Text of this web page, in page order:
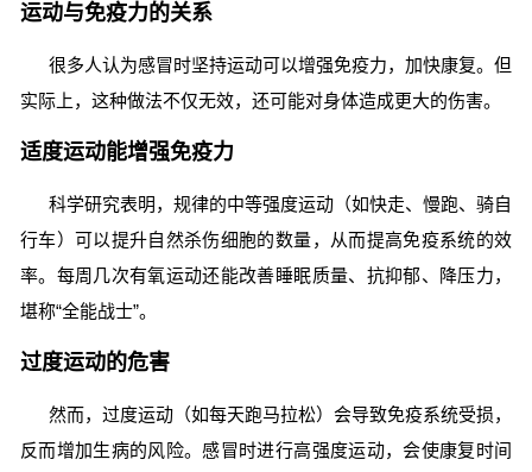
运动与免疫力的关系
很多人认为感冒时坚持运动可以增强免疫力，加快康复。但
实际上，这种做法不仅无效，还可能对身体造成更大的伤害。
适度运动能增强免疫力
科学研究表明，规律的中等强度运动（如快走、慢跑、骑自
行车）可以提升自然杀伤细胞的数量，从而提高免疫系统的效
率。每周几次有氧运动还能改善睡眠质量、抗抑郁、降压力，
堪称“全能战士”。
过度运动的危害
然而，过度运动（如每天跑马拉松）会导致免疫系统受损，
反而增加生病的风险。感冒时进行高强度运动，会使康复时间